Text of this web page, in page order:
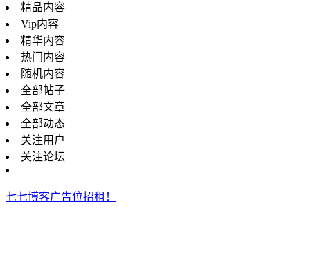
精品内容
Vip内容
精华内容
热门内容
随机内容
全部帖子
全部文章
全部动态
关注用户
关注论坛
七七博客广告位招租！